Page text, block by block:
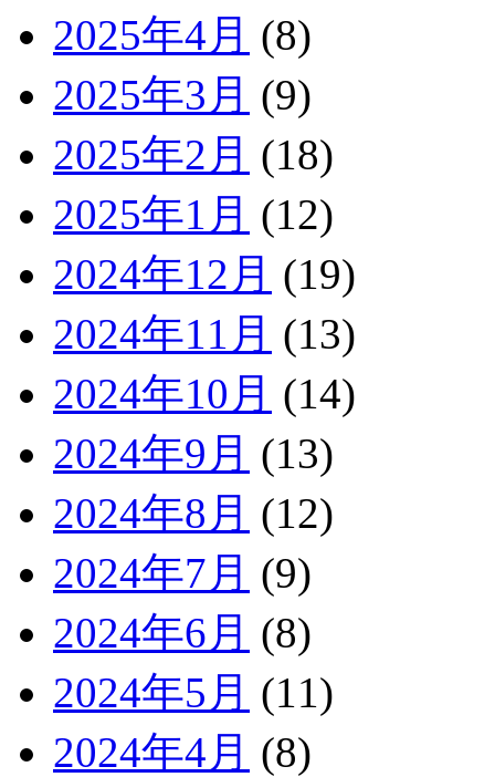
2025年4月 (8)
2025年3月 (9)
2025年2月 (18)
2025年1月 (12)
2024年12月 (19)
2024年11月 (13)
2024年10月 (14)
2024年9月 (13)
2024年8月 (12)
2024年7月 (9)
2024年6月 (8)
2024年5月 (11)
2024年4月 (8)